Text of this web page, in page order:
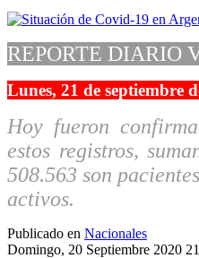
REPORTE DIARIO
Lunes, 21 de septiembre
Hoy fueron
estos registros,
508.563 son
activos.
Publicado en Nacionales
Domingo, 20 Septiembre 2020